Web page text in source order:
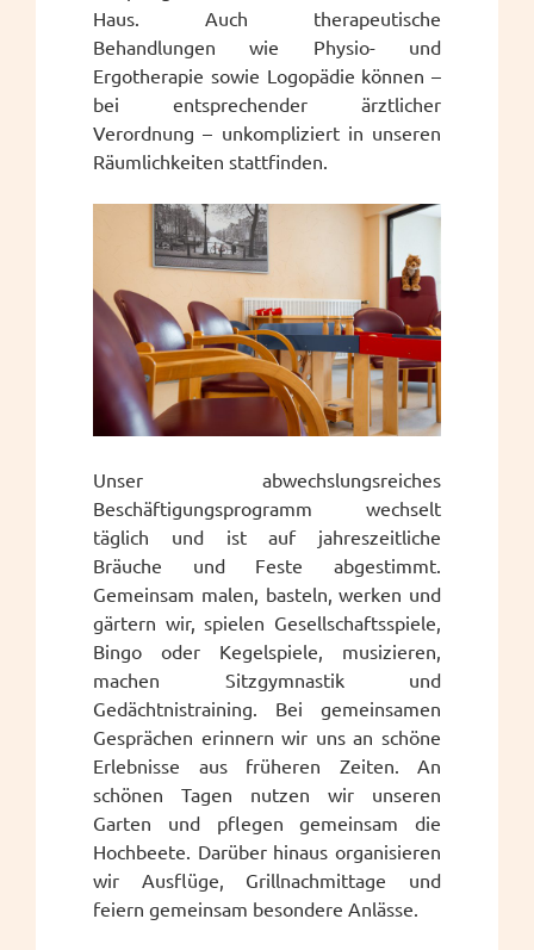
Haus. Auch therapeutische
Behandlungen wie Physio- und
Ergotherapie sowie Logopädie können –
bei entsprechender ärztlicher
Verordnung – unkompliziert in unseren
Räumlichkeiten stattfinden.
Unser abwechslungsreiches
Beschäftigungsprogramm wechselt
täglich und ist auf jahreszeitliche
Bräuche und Feste abgestimmt.
Gemeinsam malen, basteln, werken und
gärtern wir, spielen Gesellschaftsspiele,
Bingo oder Kegelspiele, musizieren,
machen Sitzgymnastik und
Gedächtnistraining. Bei gemeinsamen
Gesprächen erinnern wir uns an schöne
Erlebnisse aus früheren Zeiten. An
schönen Tagen nutzen wir unseren
Garten und pflegen gemeinsam die
Hochbeete. Darüber hinaus organisieren
wir Ausflüge, Grillnachmittage und
feiern gemeinsam besondere Anlässe.